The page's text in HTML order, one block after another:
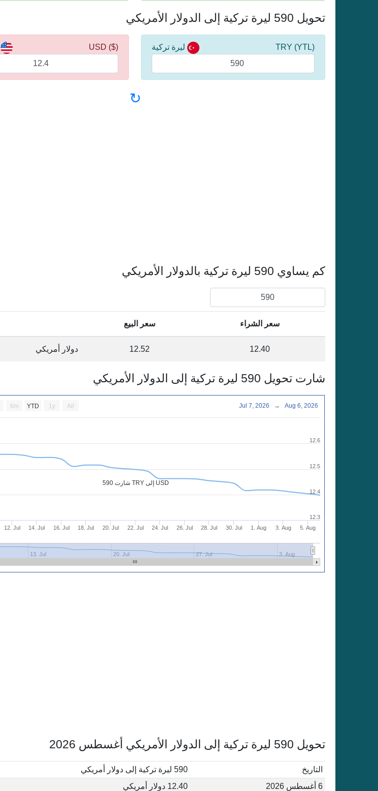
تحويل 590 ليرة تركية إلى الدولار الأمريكي
ليرة تركية (YTL) TRY
($) USD
↻
كم يساوي 590 ليرة تركية بالدولار الأمريكي
سعر الشراء سعر البيع
12.40
12.52 دولار أمريكي
شارت تحويل 590 ليرة تركية إلى الدولار الأمريكي
شارت 590 TRY إلى USD
12. Jul 14. Jul 16. Jul 18. Jul 20. Jul 22. Jul 24. Jul 26. Jul 28. Jul 30. Jul 1. Aug 3. Aug 5. Aug
13. Jul 20. Jul 27. Jul 3. Aug
12.4
12.5
12.6
12.3
6m YTD 1y All Jul 7, 2026 → Aug 6, 2026
تحويل 590 ليرة تركية إلى الدولار الأمريكي أغسطس 2026
التاريخ
590 ليرة تركية إلى دولار أمريكي
6 أغسطس 2026
12.40 دولار أمريكي